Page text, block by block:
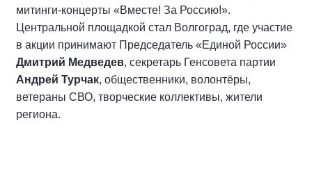
митинги-концерты «Вместе! За Россию!».
Центральной площадкой стал Волгоград, где участие
в акции принимают Председатель «Единой России»
Дмитрий Медведев, секретарь Генсовета партии
Андрей Турчак, общественники, волонтёры,
ветераны СВО, творческие коллективы, жители
региона.